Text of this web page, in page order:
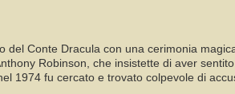
Conte Dracula con una cerimonia
Robinson, che insistette di aver
1974 fu cercato e trovato colpevole di